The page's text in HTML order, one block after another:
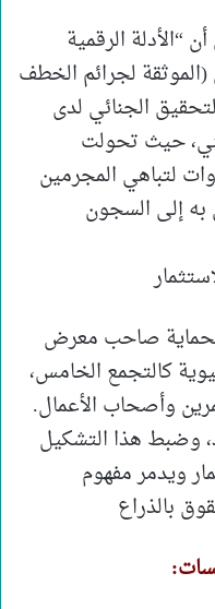
“الأدلة الرقمية
لجرائم الخطف
الجنائي لدى
حيث تحولت
لتباهي المجرمين
به إلى السجون
صاحب معرض
كالتجمع الخامس،
وأصحاب الأعمال.
وضبط هذا التشكيل
ويدمر مفهوم
بالذراع